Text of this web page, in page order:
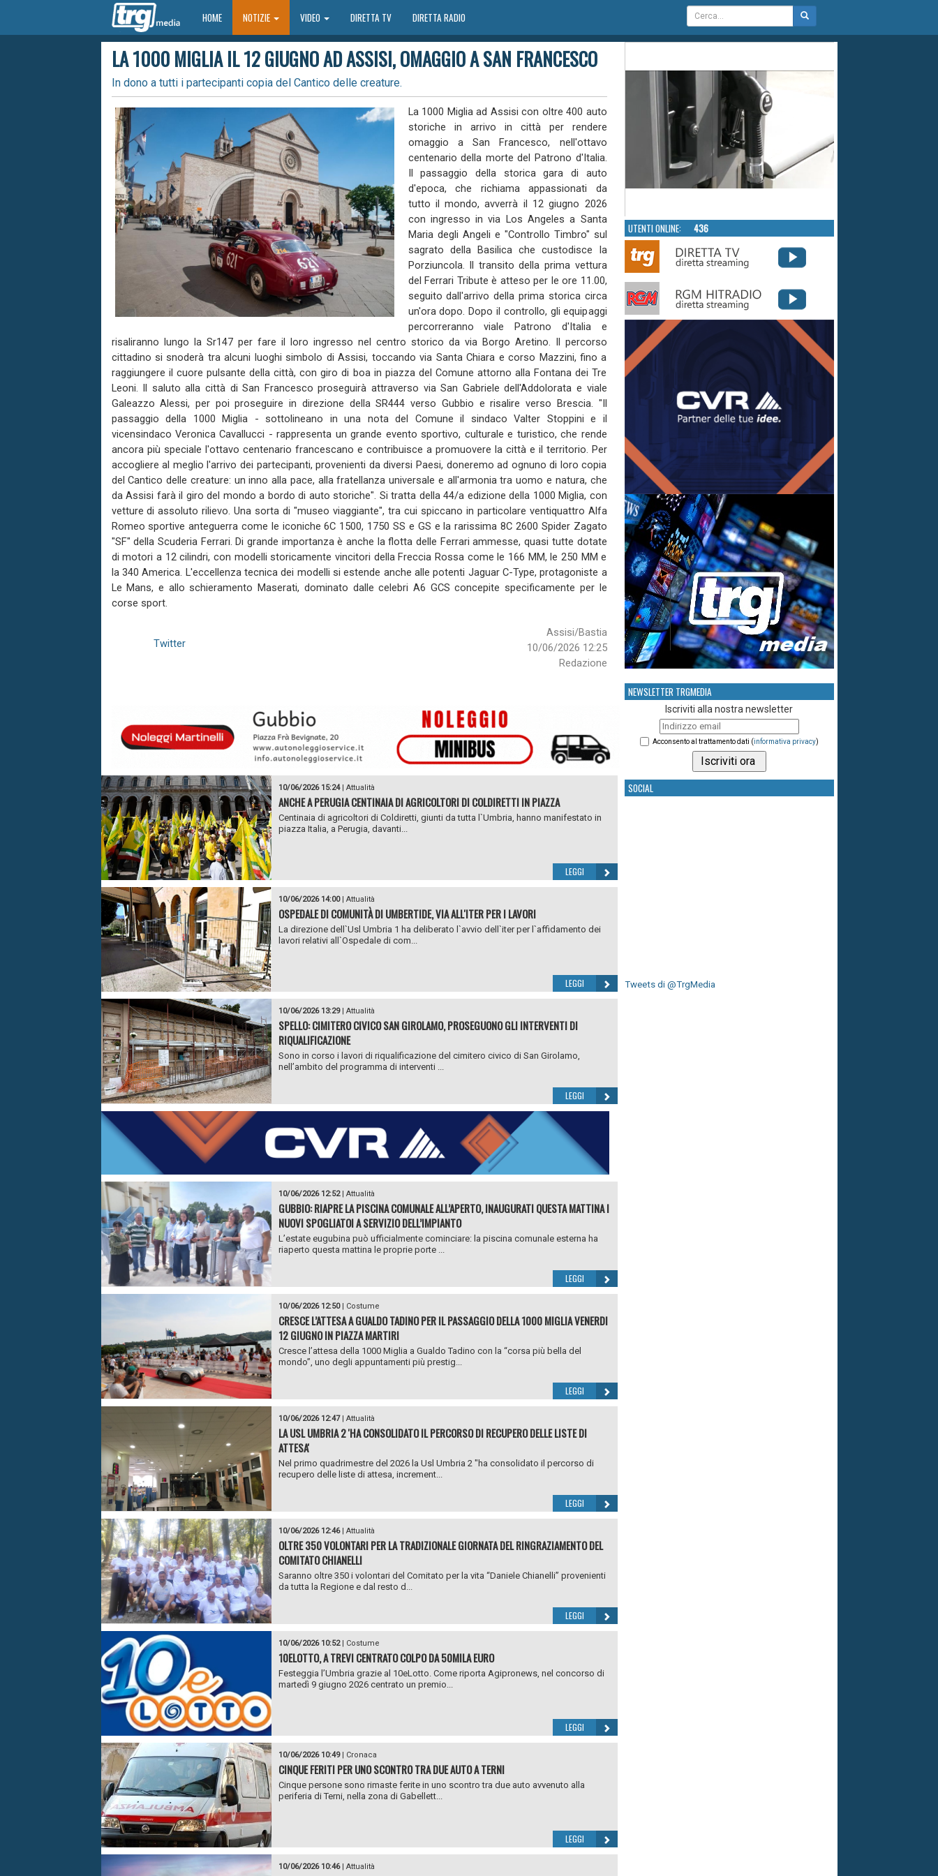
HOMEHOME NOTIZIE VIDEO DIRETTA TV DIRETTA RADIO
LA 1000 MIGLIA IL 12 GIUGNO AD ASSISI, OMAGGIO A SAN FRANCESCO
In dono a tutti i partecipanti copia del Cantico delle creature.
La 1000 Miglia ad Assisi con oltre 400 auto
storiche in arrivo in città per rendere
omaggio a San Francesco, nell'ottavo
centenario della morte del Patrono d'Italia.
Il passaggio della storica gara di auto
d'epoca, che richiama appassionati da
tutto il mondo, avverrà il 12 giugno 2026
con ingresso in via Los Angeles a Santa
Maria degli Angeli e "Controllo Timbro" sul
sagrato della Basilica che custodisce la
Porziuncola. Il transito della prima vettura
del Ferrari Tribute è atteso per le ore 11.00,
seguito dall'arrivo della prima storica circa
un'ora dopo. Dopo il controllo, gli equipaggi
percorreranno viale Patrono d'Italia e
risaliranno lungo la Sr147 per fare il loro ingresso nel centro storico da via Borgo Aretino. Il percorso
cittadino si snoderà tra alcuni luoghi simbolo di Assisi, toccando via Santa Chiara e corso Mazzini, fino a
raggiungere il cuore pulsante della città, con giro di boa in piazza del Comune attorno alla Fontana dei Tre
Leoni. Il saluto alla città di San Francesco proseguirà attraverso via San Gabriele dell'Addolorata e viale
Galeazzo Alessi, per poi proseguire in direzione della SR444 verso Gubbio e risalire verso Brescia. "Il
passaggio della 1000 Miglia - sottolineano in una nota del Comune il sindaco Valter Stoppini e il
vicensindaco Veronica Cavallucci - rappresenta un grande evento sportivo, culturale e turistico, che rende
ancora più speciale l'ottavo centenario francescano e contribuisce a promuovere la città e il territorio. Per
accogliere al meglio l'arrivo dei partecipanti, provenienti da diversi Paesi, doneremo ad ognuno di loro copia
del Cantico delle creature: un inno alla pace, alla fratellanza universale e all'armonia tra uomo e natura, che
da Assisi farà il giro del mondo a bordo di auto storiche". Si tratta della 44/a edizione della 1000 Miglia, con
vetture di assoluto rilievo. Una sorta di "museo viaggiante", tra cui spiccano in particolare ventiquattro Alfa
Romeo sportive anteguerra come le iconiche 6C 1500, 1750 SS e GS e la rarissima 8C 2600 Spider Zagato
"SF" della Scuderia Ferrari. Di grande importanza è anche la flotta delle Ferrari ammesse, quasi tutte dotate
di motori a 12 cilindri, con modelli storicamente vincitori della Freccia Rossa come le 166 MM, le 250 MM e
la 340 America. L'eccellenza tecnica dei modelli si estende anche alle potenti Jaguar C-Type, protagoniste a
Le Mans, e allo schieramento Maserati, dominato dalle celebri A6 GCS concepite specificamente per le
corse sport.
Assisi/Bastia
10/06/2026 12:25
Redazione
Twitter
10/06/2026 15:24| Attualità
ANCHE A PERUGIA CENTINAIA DI AGRICOLTORI DI COLDIRETTI IN PIAZZA
Centinaia di agricoltori di Coldiretti, giunti da tutta l`Umbria, hanno manifestato in
piazza Italia, a Perugia, davanti...
LEGGI
10/06/2026 14:00| Attualità
OSPEDALE DI COMUNITÀ DI UMBERTIDE, VIA ALL'ITER PER I LAVORI
La direzione dell`Usl Umbria 1 ha deliberato l`avvio dell`iter per l`affidamento dei
lavori relativi all`Ospedale di com...
LEGGI
10/06/2026 13:29| Attualità
SPELLO: CIMITERO CIVICO SAN GIROLAMO, PROSEGUONO GLI INTERVENTI DI
RIQUALIFICAZIONE
Sono in corso i lavori di riqualificazione del cimitero civico di San Girolamo,
nell’ambito del programma di interventi ...
LEGGI
10/06/2026 12:52| Attualità
GUBBIO: RIAPRE LA PISCINA COMUNALE ALL’APERTO, INAUGURATI QUESTA MATTINA I
NUOVI SPOGLIATOI A SERVIZIO DELL’IMPIANTO
L’estate eugubina può ufficialmente cominciare: la piscina comunale esterna ha
riaperto questa mattina le proprie porte ...
LEGGI
10/06/2026 12:50| Costume
CRESCE L’ATTESA A GUALDO TADINO PER IL PASSAGGIO DELLA 1000 MIGLIA VENERDI
12 GIUGNO IN PIAZZA MARTIRI
Cresce l’attesa della 1000 Miglia a Gualdo Tadino con la “corsa più bella del
mondo”, uno degli appuntamenti più prestig...
LEGGI
10/06/2026 12:47| Attualità
LA USL UMBRIA 2 'HA CONSOLIDATO IL PERCORSO DI RECUPERO DELLE LISTE DI
ATTESA'
Nel primo quadrimestre del 2026 la Usl Umbria 2 "ha consolidato il percorso di
recupero delle liste di attesa, increment...
LEGGI
10/06/2026 12:46| Attualità
OLTRE 350 VOLONTARI PER LA TRADIZIONALE GIORNATA DEL RINGRAZIAMENTO DEL
COMITATO CHIANELLI
Saranno oltre 350 i volontari del Comitato per la vita “Daniele Chianelli” provenienti
da tutta la Regione e dal resto d...
LEGGI
10/06/2026 10:52| Costume
10ELOTTO, A TREVI CENTRATO COLPO DA 50MILA EURO
Festeggia l’Umbria grazie al 10eLotto. Come riporta Agipronews, nel concorso di
martedì 9 giugno 2026 centrato un premio...
LEGGI
10/06/2026 10:49| Cronaca
CINQUE FERITI PER UNO SCONTRO TRA DUE AUTO A TERNI
Cinque persone sono rimaste ferite in uno scontro tra due auto avvenuto alla
periferia di Terni, nella zona di Gabellett...
LEGGI
10/06/2026 10:46| Attualità
UTENTI ONLINE: 436
NEWSLETTER TRGMEDIA
Iscriviti alla nostra newsletter
Acconsento al trattamento dati (informativa privacy)
SOCIAL
Tweets di @TrgMedia